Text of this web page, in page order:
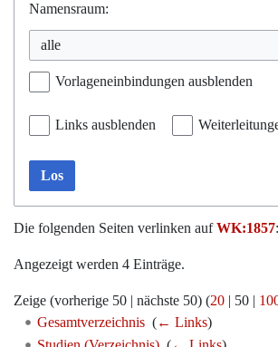
Namensraum:
alle
Vorlageneinbindungen ausblenden
Links ausblenden
Los
Die folgenden Seiten verlinken aufWK:1857:
Angezeigt werden 4 Einträge.
Zeige (vorherige 50 | nächste 50) (20 | 50 |
Gesamtverzeichnis‎ (← Links)